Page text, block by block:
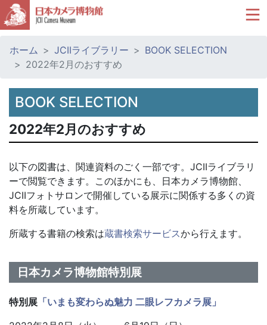
ホーム JCIIライブラリー
BOOK SELECTION
2022年2月のおすすめ
BOOK SELECTION
2022年2月のおすすめ
以下の図書は、関連資料のごく一部です。JCIIライブラリ
ーで閲覧できます。このほかにも、日本カメラ博物館、
JCIIフォトサロンで開催している展示に関係する多くの資
料を所蔵しています。
所蔵する書籍の検索は蔵書検索サービスから行えます。
日本カメラ博物館特別展
特別展 「いまも変わらぬ魅力 二眼レフカメラ展 」